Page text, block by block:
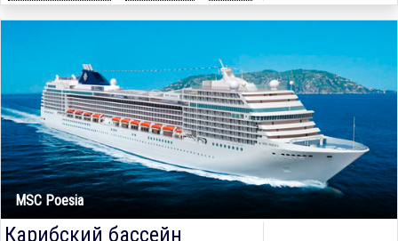
MSC Poesia
Карибский бассейн